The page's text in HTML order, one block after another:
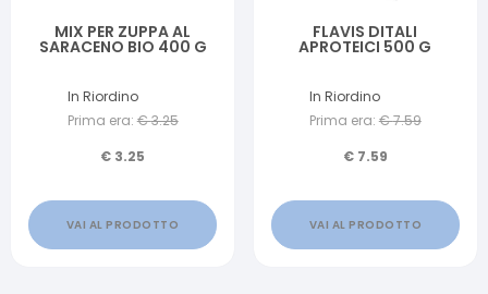
MIX PER ZUPPA AL
SARACENO BIO 400 G
In Riordino
Prima era: €3.25
€ 3.25
VAI AL PRODOTTO
FLAVIS DITALI
APROTEICI 500 G
In Riordino
Prima era: €7.59
€ 7.59
VAI AL PRODOTTO